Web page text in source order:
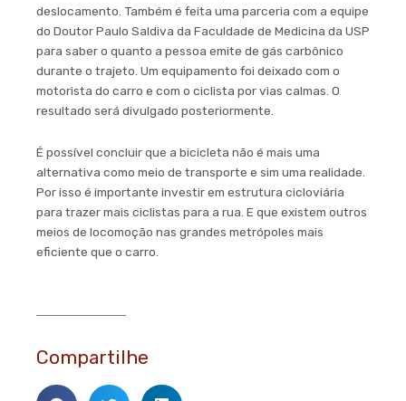
deslocamento. Também é feita uma parceria com a equipe
do Doutor Paulo Saldiva da Faculdade de Medicina da USP
para saber o quanto a pessoa emite de gás carbônico
durante o trajeto. Um equipamento foi deixado com o
motorista do carro e com o ciclista por vias calmas. O
resultado será divulgado posteriormente.
É possível concluir que a bicicleta não é mais uma
alternativa como meio de transporte e sim uma realidade.
Por isso é importante investir em estrutura cicloviária
para trazer mais ciclistas para a rua. E que existem outros
meios de locomoção nas grandes metrópoles mais
eficiente que o carro.
Compartilhe